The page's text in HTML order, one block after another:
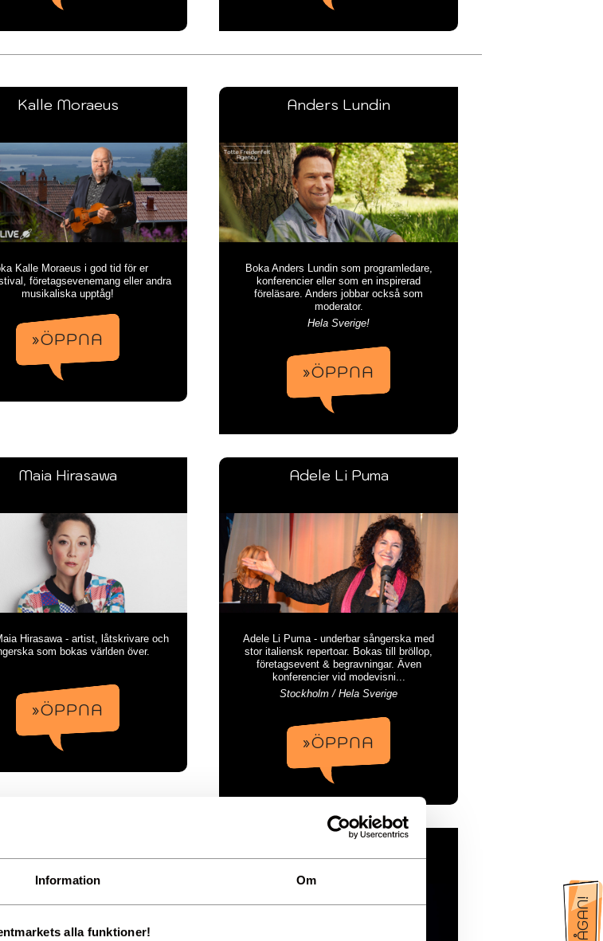
Information Om
alla funktioner!
Kalle Moraeus
Kalle Moraeus i god tid för er
företagsevenemang eller andra
musikaliska upptåg!
»ÖPPNA
Anders Lundin
Boka Anders Lundin som programledare,
konferencier eller som en inspirerad
föreläsare. Anders jobbar också som
moderator.
Hela Sverige!
»ÖPPNA
Maia Hirasawa
Hirasawa - artist, låtskrivare och
som bokas världen över.
»ÖPPNA
Adele Li Puma
Adele Li Puma - underbar sångerska med
stor italiensk repertoar. Bokas till bröllop,
företagsevent & begravningar. Även
konferencier vid modevisni...
Stockholm / Hela Sverige
»ÖPPNA